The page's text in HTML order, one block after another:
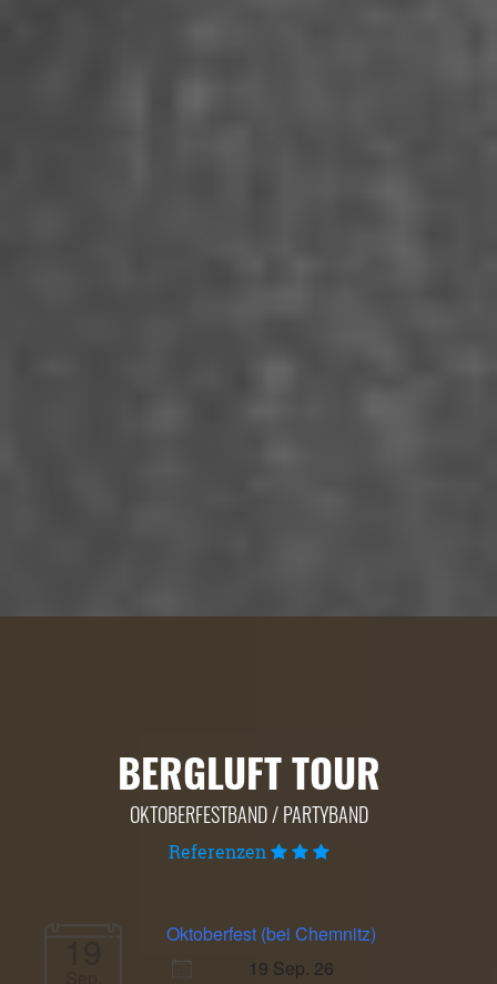
BERGLUFT TOUR
OKTOBERFESTBAND / PARTYBAND
Referenzen
19
Oktoberfest (bei Chemnitz)
19 Sep. 26